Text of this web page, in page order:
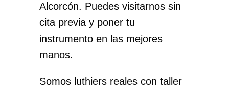
Alcorcón. Puedes visitarnos sin
cita previa y poner tu
instrumento en las mejores
manos.
Somos luthiers reales con taller